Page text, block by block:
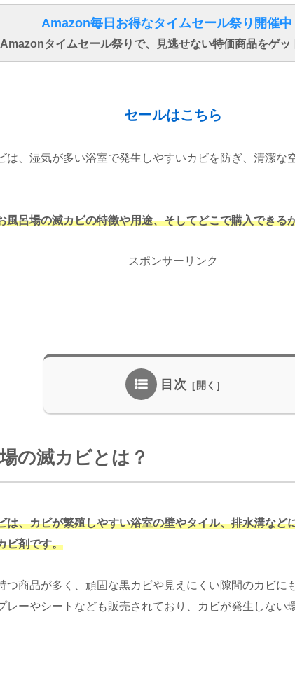
Amazon毎日お得なタイムセール祭り開催中
Amazonタイムセール祭りで、見逃せない特価商品をゲッ
セールはこちら
は、湿気が多い浴室で発生しやすいカビを防ぎ、清潔な
風呂場の滅カビの特徴や用途、そしてどこで購入できる
スポンサーリンク
目次
の滅カビとは？
は、カビが繁殖しやすい浴室の壁やタイル、排水溝など
ビ剤です。
つ商品が多く、頑固な黒カビや見えにくい隙間のカビに
レーやシートなども販売されており、カビが発生しない